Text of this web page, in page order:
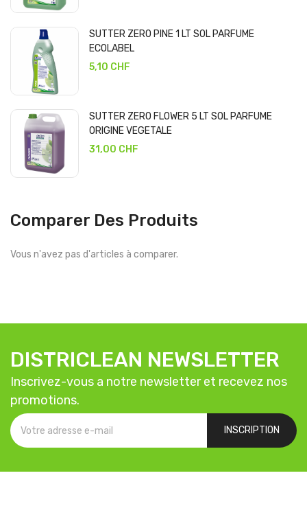
SUTTER ZERO PINE 1 LT SOL PARFUME
ECOLABEL
5,10 CHF
SUTTER ZERO FLOWER 5 LT SOL PARFUME
ORIGINE VEGETALE
31,00 CHF
Comparer Des Produits
Vous n'avez pas d'articles à comparer.
DISTRICLEAN NEWSLETTER
Inscrivez-vous a notre newsletter et recevez nos
promotions.
INSCRIPTION